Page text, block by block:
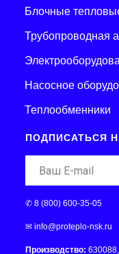
✆ 8 (800) 600-35-05
✉ info@proteplo-nsk.ru
Производство:
ПОДПИСАТЬСЯ
Блочные
Трубопроводная
На сосное
Теплообменники